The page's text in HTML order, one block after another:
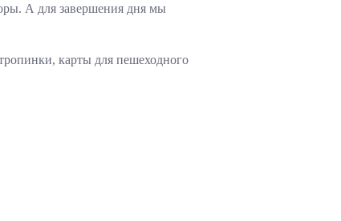
А для завершения дня мы
карты для пешеходного